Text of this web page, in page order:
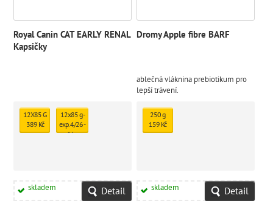
Royal Canin CAT EARLY RENAL
Kapsičky
12X85 G
389 Kč
12x85 g -
exp. 4/26 -
1 ks
skladem Detail
Dromy Apple fibre BARF
ablečná vláknina prebiotikum pro
lepší trávení.
250 g
159 Kč
skladem Detail